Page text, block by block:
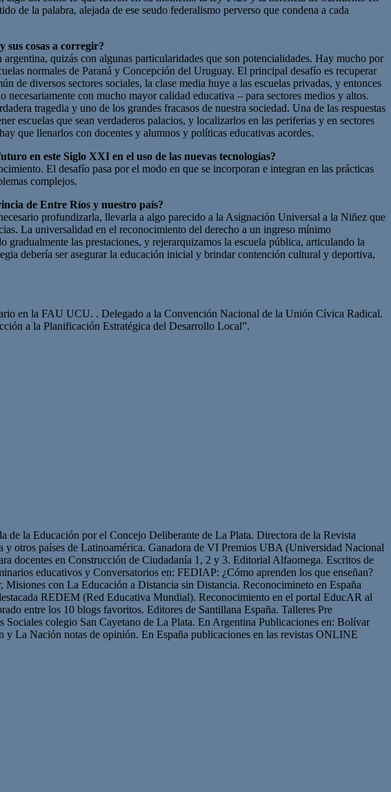
de la palabra, alejada de ese seudo federalismo perverso que condena a cada
sus cosas a corregir?
quizás con algunas particularidades que son potencialidades. Hay mucho por
normales de Paraná y Concepción del Uruguay. El principal desafío es recuperar
diversos sectores sociales, la clase media huye a las escuelas privadas, y entonces
necesariamente con mucho mayor calidad educativa – para sectores medios y altos.
tragedia y uno de los grandes fracasos de nuestra sociedad. Una de las respuestas
escuelas que sean verdaderos palacios, y localizarlos en las periferias y en sectores
que llenarlos con docentes y alumnos y políticas educativas acordes.
en este Siglo XXI en el uso de las nuevas tecnologías?
El desafío pasa por el modo en que se incorporan e integran en las prácticas
complejos.
de Entre Ríos y nuestro país?
profundizarla, llevarla a algo parecido a la Asignación Universal a la Niñez que
La universalidad en el reconocimiento del derecho a un ingreso mínimo
las prestaciones, y rejerarquizamos la escuela pública, articulando la
debería ser asegurar la educación inicial y brindar contención cultural y deportiva,
en la FAU UCU. . Delegado a la Convención Nacional de la Unión Cívica Radical.
a la Planificación Estratégica del Desarrollo Local”.
de la Educación por el Concejo Deliberante de La Plata. Directora de la Revista
otros países de Latinoamérica. Ganadora de VI Premios UBA (Universidad Nacional
docentes en Construcción de Ciudadanía 1, 2 y 3. Editorial Alfaomega. Escritos de
educativos y Conversatorios en: FEDIAP: ¿Cómo aprenden los que enseñan?
con La Educación a Distancia sin Distancia. Reconocimineto en España
REDEM (Red Educativa Mundial). Reconocimiento en el portal EducAR al
entre los 10 blogs favoritos. Editores de Santillana España. Talleres Pre
colegio San Cayetano de La Plata. En Argentina Publicaciones en: Bolívar
La Nación notas de opinión. En España publicaciones en las revistas ONLINE